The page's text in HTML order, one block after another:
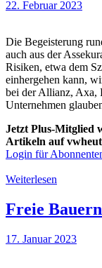
22. Februar 2023
Die Begeisterung
auch aus der
Risiken, etwa dem
einhergehen kann,
bei der Allianz, Axa,
Unternehmen
Jetzt Plus-Mitglied
Artikeln auf
Login für
Weiterlesen
Freie
17. Januar 2023